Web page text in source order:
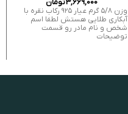
وزن ۵/۸ گرم عیار ۹۲۵ رکاب نقره با
آبکاری طلایی هستش لطفا اسم
شخص و نام مادر رو قسمت
توضیحات